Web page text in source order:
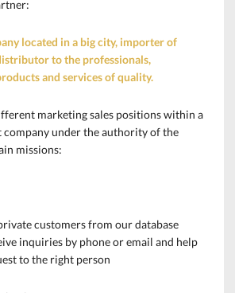
located in a big city, importer of
to the professionals,
and services of quality.
marketing sales positions within a
under the authority of the
missions:
customers from our database
inquiries by phone or email and help
to the right person